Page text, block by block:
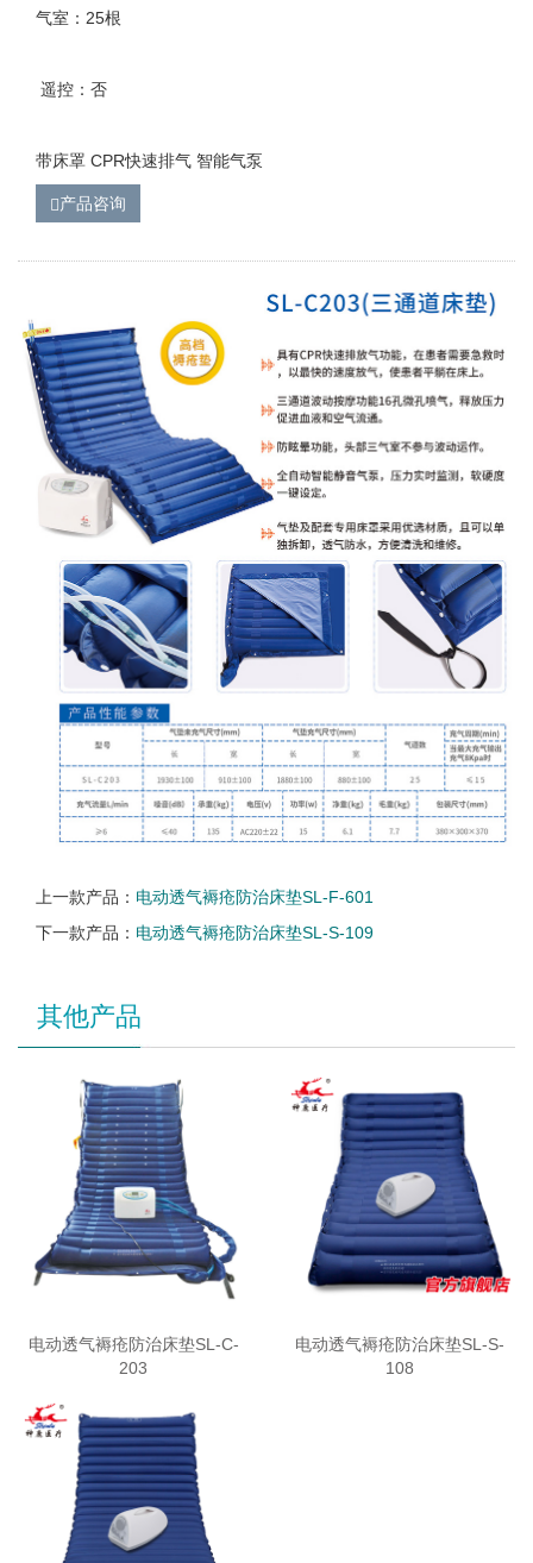
气室：25根
遥控：否
带床罩 CPR快速排气 智能气泵
产品咨询
上一款产品： 电动透气褥疮防治床垫SL-F-601
下一款产品： 电动透气褥疮防治床垫SL-S-109
其他产品
电动透气褥疮防治床垫SL-C-
203
电动透气褥疮防治床垫SL-S-
108